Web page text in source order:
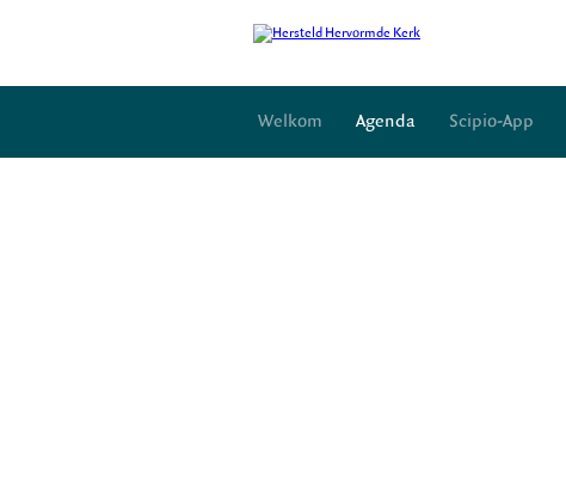
Welkom Agenda Scipio-App